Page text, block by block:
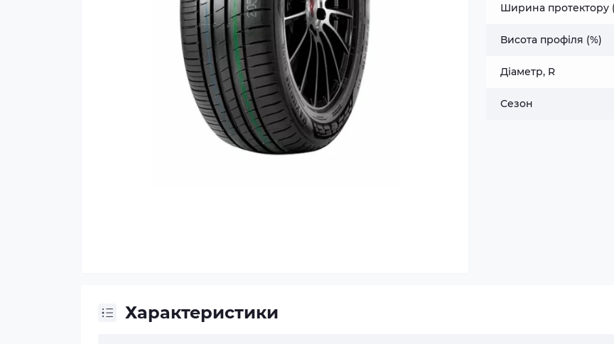
Ширина протектору
Висота профіля (%)
Діаметр, R
Сезон
Характеристики